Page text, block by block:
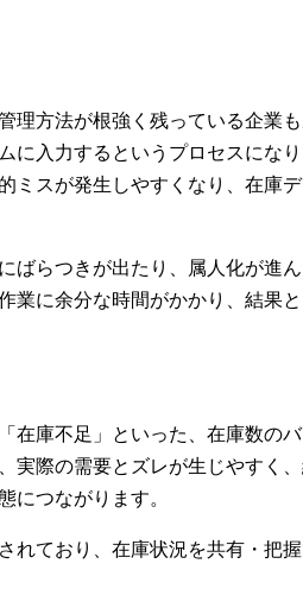
理方法が根強く残っている企業
に入力するというプロセスにな
ミスが発生しやすくなり、在庫
ばらつきが出たり、属人化が進
に余分な時間がかかり、結果
在庫不足」といった、在庫数の
際の需要とズレが生じやすく
につながります。
ており、在庫状況を共有・把